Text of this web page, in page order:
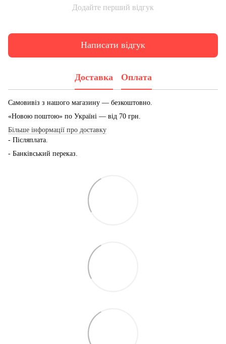
Додайте перший відгук
Написати відгук
Доставка Оплата
Самовивіз з нашого магазину — безкоштовно.
«Новою поштою» по Україні — від 70 грн.
Більше інформації про доставку
- Післяплата.
- Банківський переказ.